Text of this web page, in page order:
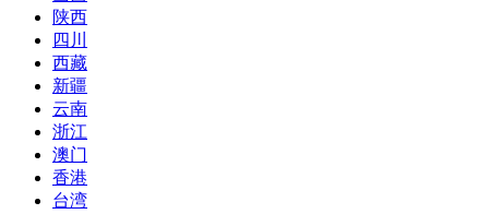
陕西
四川
西藏
新疆
云南
浙江
澳门
香港
台湾